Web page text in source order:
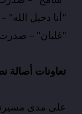
"أنا دخيل الله" –
"غلبان" – صدرت
تعاونات أصالة
على مدى